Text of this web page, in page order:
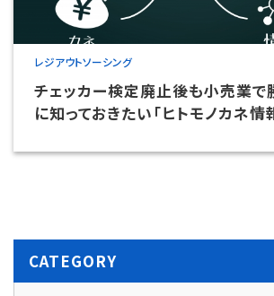
レジアウトソーシング
チェッカー検定廃止後も小売業で
に知っておきたい「ヒトモノカネ情
CATEGORY